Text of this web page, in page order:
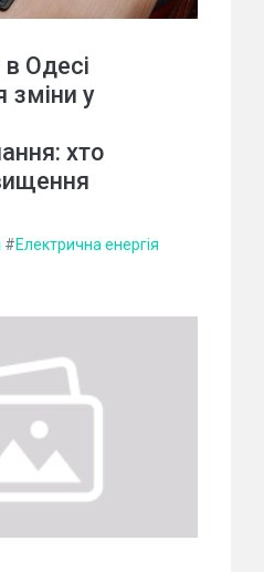
Одесі
зміни у
хто
#Електрична енергія